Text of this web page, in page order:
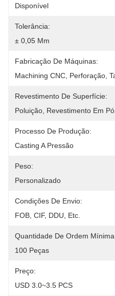
Disponível
Tolerância:
± 0,05 Mm
Fabricação De Máquinas:
Machining CNC, Perforação,
Revestimento De Superfície:
Poluição, Revestimento Em
Processo De Produção:
Casting A Pressão
Peso:
Personalizado
Condições De Envio:
FOB, CIF, DDU, Etc.
Quantidade De Ordem
100 Peças
Preço:
USD 3.0~3.5 PCS